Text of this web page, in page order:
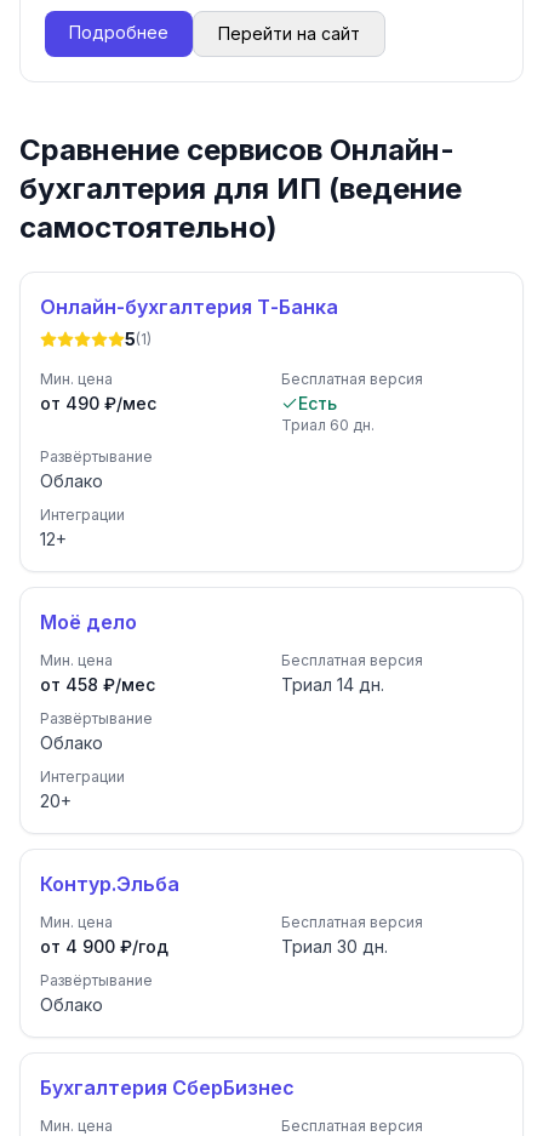
Подробнее Перейти на сайт
Сравнение сервисов Онлайн-
бухгалтерия для ИП (ведение
самостоятельно)
Онлайн-бухгалтерия Т-Банка
5(1)
Мин. цена
от 490 ₽/мес
Бесплатная версия
Есть
Триал 60 дн.
Развёртывание
Облако
Интеграции
12+
Моё дело
Мин. цена
от 458 ₽/мес
Бесплатная версия
Триал 14 дн.
Развёртывание
Облако
Интеграции
20+
Контур.Эльба
Мин. цена
от 4 900 ₽/год
Бесплатная версия
Триал 30 дн.
Развёртывание
Облако
Бухгалтерия СберБизнес
Мин. цена Бесплатная версия